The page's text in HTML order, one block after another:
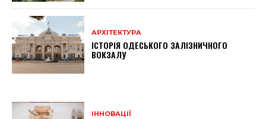
АРХІТЕКТУРА
ІСТОРІЯ ОДЕСЬКОГО ЗАЛІЗНИЧНОГО
ВОКЗАЛУ
ІННОВАЦІЇ